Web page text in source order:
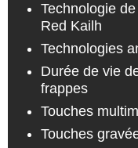
Technologie
Red Kailh
Technologies
Durée de vie
frappes
Touches
Touches